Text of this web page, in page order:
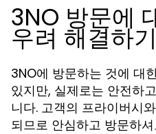
3NO 방문에
우려 해결하기
3NO에 방문하는 것에 대
있지만, 실제로는 안전하
니다. 고객의 프라이버시
되므로 안심하고 방문하